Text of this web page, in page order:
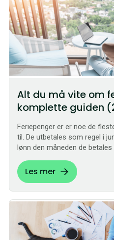
Alt du må vite om
komplette guiden
Feriepenger er er noe de
til. De utbetales som regel i
lønn den måneden de betales
Les mer